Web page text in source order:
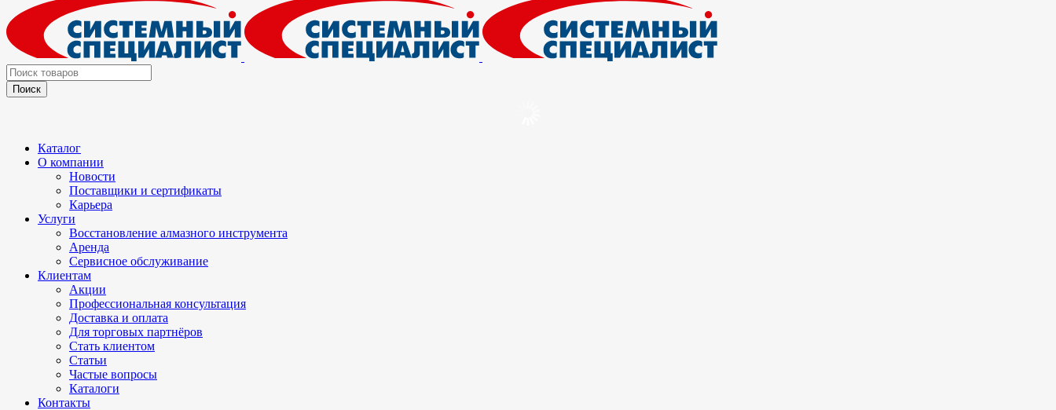
Каталог
О компании
Новости
Поставщики и сертификаты
Карьера
Услуги
Восстановление алмазного инструмента
Аренда
Сервисное обслуживание
Клиентам
Акции
Профессиональная консультация
Доставка и оплата
Для торговых партнёров
Стать клиентом
Статьи
Частые вопросы
Каталоги
Контакты